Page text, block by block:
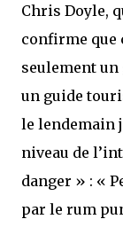
Chris Doyle,
confirme que
seulement un
un guide
le lendemain
niveau de
danger » : «
par le rum